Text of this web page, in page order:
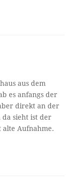
aus dem
es anfangs der
direkt an der
da sieht ist der
alte Aufnahme.